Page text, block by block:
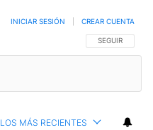
SIGA ESTA
SEGUIR
INICIAR SESIÓN CREAR CUENTA
LOS MÁS RECIENTES